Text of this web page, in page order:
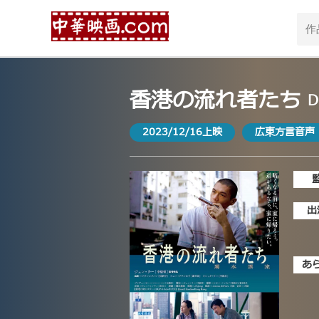
香港の流れ者たち
2023/12/16上映 広東方言音声
あ